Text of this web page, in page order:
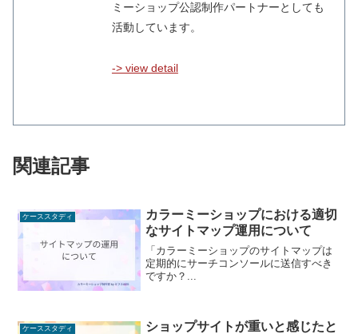
ミーショップ公認制作パートナーとしても
活動しています。
-> view detail
関連記事
ケーススタディ
カラーミーショップにおける適切
なサイトマップ運用について
「カラーミーショップのサイトマップは
定期的にサーチコンソールに送信すべき
ですか？...
ケーススタディ
ショップサイトが重いと感じたと